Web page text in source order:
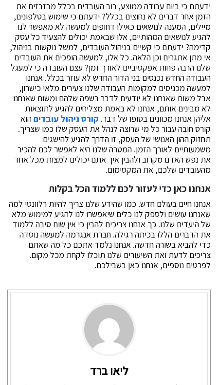
ידעתם כי ביום עבודה ממוצע, רוב העובדים בכלל מבזבזים את
הזמן אחר דברים לא נחוצים בכלל? ידעתם כי שימוש בטלפונים,
מיילים, המענה לנושאים כאילו דחופים למעשה לא מאפשר לנו
להגיע לנושאים המהותיים, אלו שבאמת יכולים להצעיד כל עסק
קדימה? ידעתם כי קשיים בניהול העובדים, למשל נוקשות בניהול,
אי מתן אתגרים וכן הלאה. כל אלו, למעשה הופכים את העובדים
שלנו הרבה פחות אפקטיביים לאורך זמן? עצם העובדה כי למעגל
העבודה החדש נכנסים בני הדור החדש לא עוזר בכלל. אנחנו
למעשה מכניסים למקומות העבודה שלנו צעירים מלאי כישרון,
אבל משום שאנחנו לא יודעים לדבר בשפה שלהם ומשום שאנחנו
לא מבינים אותם, אנחנו לא באמת מצליחים להגיע לתוצאות
אליהן אנחנו מכוונים בסופו של דבר. קורס ניהול עובדיםהוא
קורס חובה עבור כל מי שרוצה לנהל את העסק שלו כמו שצריך.
תחזוק ההון האנושי של העסק, זו הדרך להגיע להישגים
משמעותיים לאורך הזמן. המטרה שלנו היא לאפשר לכם להכיר
את נפש האדם מקרוב ולהבין איך אתם יכולים למצות מכל אחד
מהעובדים שלכם, את המקסימום.
אנחנו כאן כדי לעזור לכם ללמוד הכל בקלות
אנחנו חיים בעולם חדש. כמו שהידע שלנו צריך להיות רלוונטי למה
שאנחנו עושים ולספק לנו כלים שיאפשרו לנו להגיע למימוש מלא
של היעדים שלנו. כך אנחנו צריכים להבין כי אין שום סיבה ללמוד
את הדברים הללו בכיתה רגילה. חברת אנגרמה למעשה נוסדה
כדי להביא בשורה חדשה. אנחנו נלמד אתכם כל מה שאתם
צריכים לדעת ואת השיעורים שלנו תוכלו לקחת מכל מקום.
לפרטים נוספים, אנחנו כאן בשבילכם.
ליאו ברד